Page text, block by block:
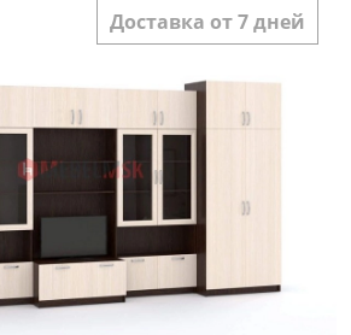
Доставка от 7 дней